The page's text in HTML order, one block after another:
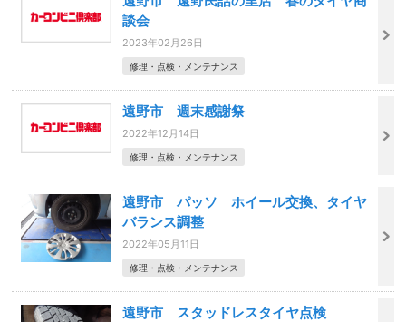
談会
2023年02月26日
修理・点検・メンテナンス
遠野市 週末感謝祭
2022年12月14日
修理・点検・メンテナンス
遠野市 パッソ ホイール交換、タイヤ
バランス調整
2022年05月11日
修理・点検・メンテナンス
遠野市 スタッドレスタイヤ点検